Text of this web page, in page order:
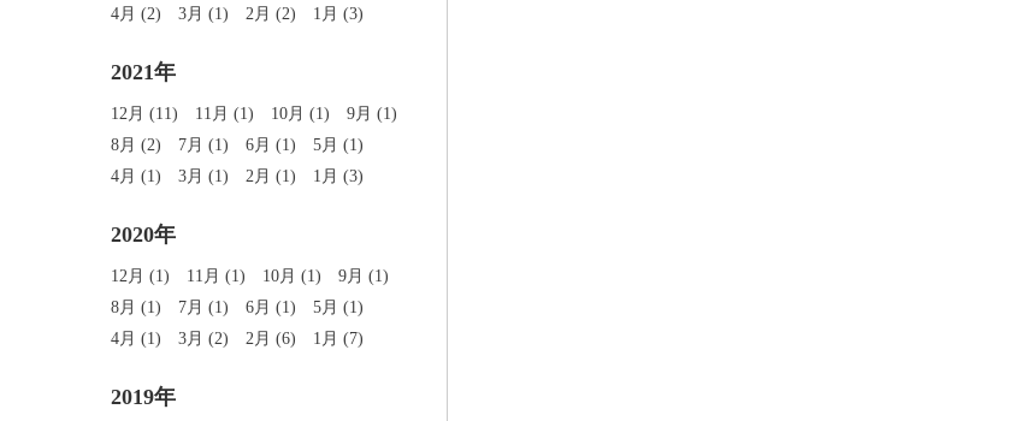
4月 (2)
3月 (1) 2月 (2) 1月 (3)
2021年
12月 (11) 11月 (1) 10月 (1)
9月 (1)
8月 (2)
7月 (1) 6月 (1)
5月 (1)
4月 (1)
3月 (1) 2月 (1) 1月 (3)
2020年
12月 (1) 11月 (1) 10月 (1)
9月 (1)
8月 (1)
7月 (1) 6月 (1)
5月 (1)
4月 (1)
3月 (2) 2月 (6) 1月 (7)
2019年